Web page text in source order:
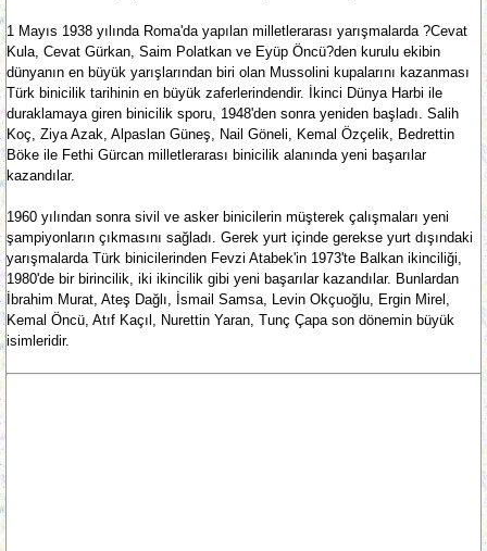
1 Mayıs 1938 yılında Roma'da yapılan milletlerarası yarışmalarda ?Cevat
Kula, Cevat Gürkan, Saim Polatkan ve Eyüp Öncü?den kurulu ekibin
dünyanın en büyük yarışlarından biri olan Mussolini kupalarını kazanması
Türk binicilik tarihinin en büyük zaferlerindendir. İkinci Dünya Harbi ile
duraklamaya giren binicilik sporu, 1948'den sonra yeniden başladı. Salih
Koç, Ziya Azak, Alpaslan Güneş, Nail Göneli, Kemal Özçelik, Bedrettin
Böke ile Fethi Gürcan milletlerarası binicilik alanında yeni başarılar
kazandılar.
1960 yılından sonra sivil ve asker binicilerin müşterek çalışmaları yeni
şampiyonların çıkmasını sağladı. Gerek yurt içinde gerekse yurt dışındaki
yarışmalarda Türk binicilerinden Fevzi Atabek'in 1973'te Balkan ikinciliği,
1980'de bir birincilik, iki ikincilik gibi yeni başarılar kazandılar. Bunlardan
İbrahim Murat, Ateş Dağlı, İsmail Samsa, Levin Okçuoğlu, Ergin Mirel,
Kemal Öncü, Atıf Kaçıl, Nurettin Yaran, Tunç Çapa son dönemin büyük
isimleridir.